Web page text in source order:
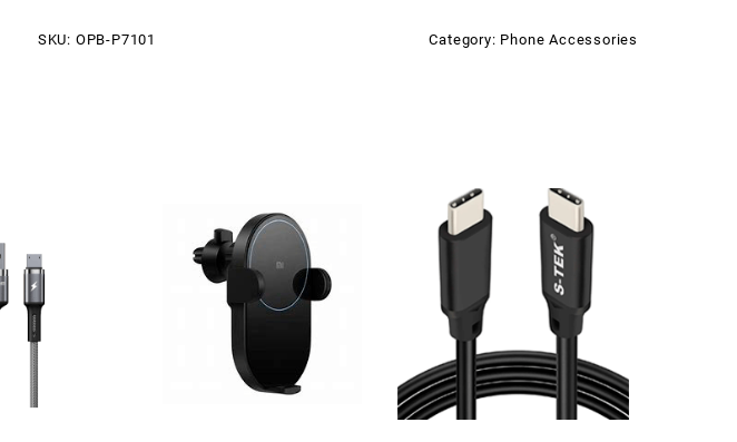
SKU: OPB-P7101 Category: Phone Accessories